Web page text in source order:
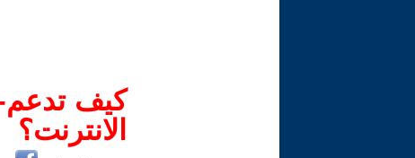
كيف تدعم-
الانترنت؟